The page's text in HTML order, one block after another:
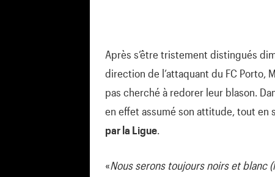
Après s’être tristement distingués
direction de l’attaquant du FC Porto,
pas cherché à redorer leur blason.
en effet assumé son attitude, tout en
par la Ligue.
«Nous serons toujours noirs et blanc